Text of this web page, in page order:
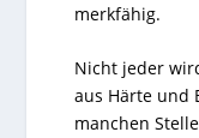
merkfähig.
Nicht jeder
aus Härte und
manchen